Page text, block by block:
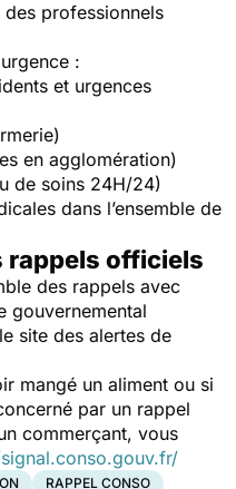
professionnels
:
et urgences
en agglomération)
de soins 24H/24)
dans l’ensemble de
rappels officiels
des rappels avec
gouvernemental
site des alertes de
mangé un aliment ou si
par un rappel
commerçant, vous
RAPPEL CONSO